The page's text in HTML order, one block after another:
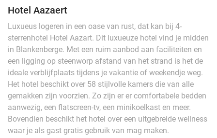
Hotel Aazaert
Luxueus logeren in een oase van rust, dat kan bij 4-
sterrenhotel Hotel Aazart. Dit luxueuze hotel vind je midden
in Blankenberge. Met een ruim aanbod aan faciliteiten en
een ligging op steenworp afstand van het strand is het de
ideale verblijfplaats tijdens je vakantie of weekendje weg.
Het hotel beschikt over 58 stijlvolle kamers die van alle
gemakken zijn voorzien. Zo zijn er er comfortabele bedden
aanwezig, een flatscreen-tv, een minikoelkast en meer.
Bovendien beschikt het hotel over een uitgebreide wellness
waar je als gast gratis gebruik van mag maken.